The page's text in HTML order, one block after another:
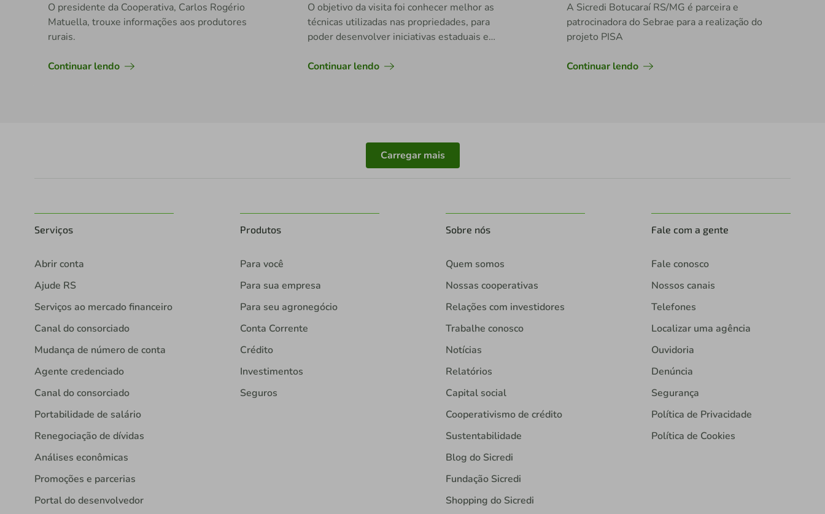
O presidente da Cooperativa, Carlos Rogério
Matuella, trouxe informações aos produtores
rurais.
Continuar lendo
O objetivo da visita foi conhecer melhor as
técnicas utilizadas nas propriedades, para
poder desenvolver iniciativas estaduais e
Continuar lendo
A Sicredi Botucaraí RS/MG é parceira e
patrocinadora do Sebrae para a realização do
projeto PISA
Continuar lendo
Carregar mais
Serviços
Abrir conta
Ajude RS
Serviços ao mercado financeiro
Canal do consorciado
Mudança de número de conta
Agente credenciado
Canal do consorciado
Portabilidade de salário
Renegociação de dívidas
Análises econômicas
Promoções e parcerias
Portal do desenvolvedor
Produtos
Para você
Para sua empresa
Para seu agronegócio
Conta Corrente
Crédito
Investimentos
Seguros
Sobre nós
Quem somos
Nossas cooperativas
Relações com investidores
Trabalhe conosco
Notícias
Relatórios
Capital social
Cooperativismo de crédito
Sustentabilidade
Blog do Sicredi
Fundação Sicredi
Shopping do Sicredi
Fale com a gente
Fale conosco
Nossos canais
Telefones
Localizar uma agência
Ouvidoria
Denúncia
Segurança
Política de Privacidade
Política de Cookies